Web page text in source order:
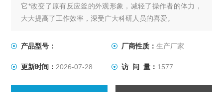
它*改变了原有反应釜的外观形象，减轻了操作者的体力，
大大提高了工作效率，深受广大科研人员的喜爱。
产品型号： 厂商性质： 生产厂家
更新时间： 2026-07-28 访 问 量： 1577